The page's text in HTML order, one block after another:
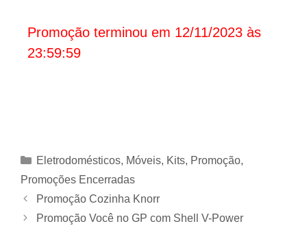
Promoção terminou em 12/11/2023 às
23:59:59
Categorias
Eletrodomésticos, Móveis, Kits, Promoção,
Promoções Encerradas
Promoção Cozinha Knorr
Promoção Você no GP com Shell V-Power